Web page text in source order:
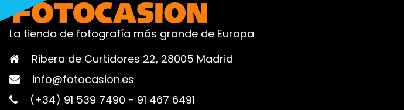
La tienda de fotografía más grande de Europa
Ribera de Curtidores 22, 28005 Madrid
info@fotocasion.es
(+34) 91 539 7490 - 91 467 6491